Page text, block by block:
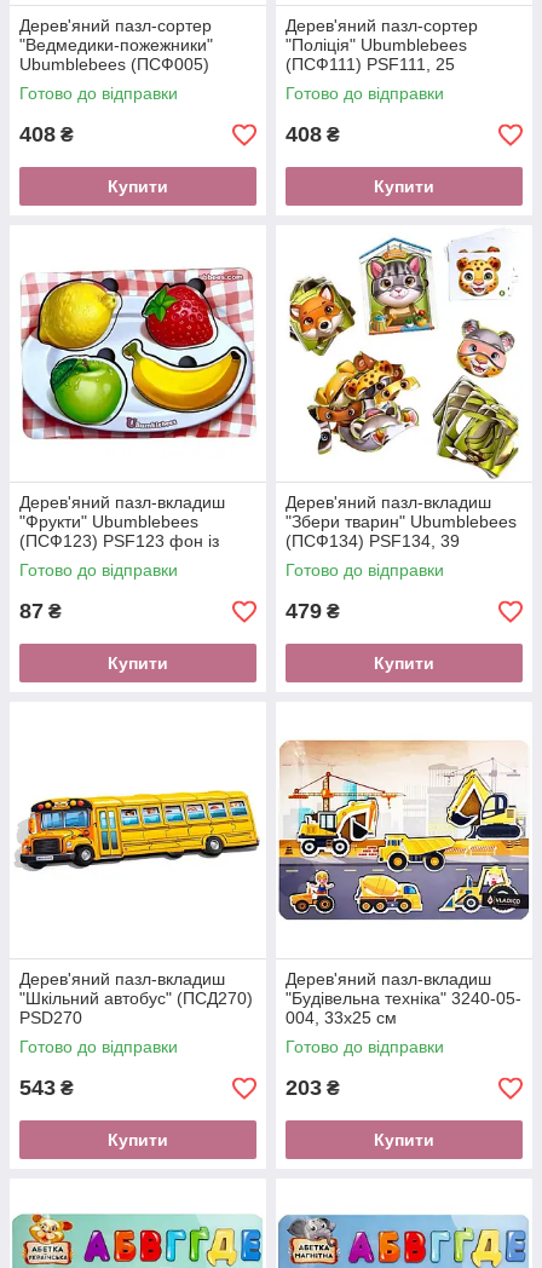
Дерев'яний пазл-сортер
"Ведмедики-пожежники"
Ubumblebees (ПСФ005)
PSF005, 18 деталей
Готово до відправки
408 ₴
Купити
Дерев'яний пазл-сортер
"Поліція" Ubumblebees
(ПСФ111) PSF111, 25
деталей
Готово до відправки
408 ₴
Купити
Дерев'яний пазл-вкладиш
"Фрукти" Ubumblebees
(ПСФ123) PSF123 фон із
підказкою
Готово до відправки
87 ₴
Купити
Дерев'яний пазл-вкладиш
"Збери тварин" Ubumblebees
(ПСФ134) PSF134, 39
деталей
Готово до відправки
479 ₴
Купити
Дерев'яний пазл-вкладиш
"Шкільний автобус" (ПСД270)
PSD270
Готово до відправки
543 ₴
Купити
Дерев'яний пазл-вкладиш
"Будівельна техніка" 3240-05-
004, 33х25 см
Готово до відправки
203 ₴
Купити